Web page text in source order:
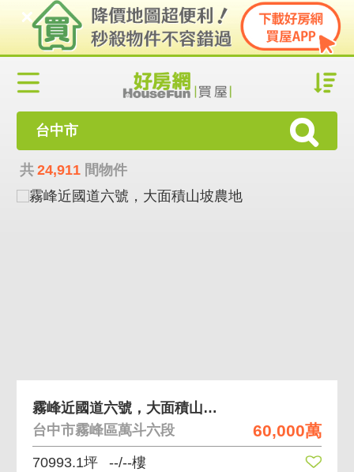
台中市
共 24,911 間物件
60,000萬
霧峰近國道六號，大面積山坡農地
台中市霧峰區萬斗六段
70993.1坪 --/--樓